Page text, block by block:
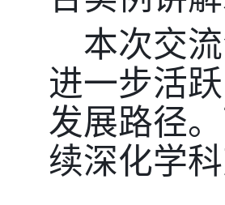
本次交
进一步活
发展路径
续深化学